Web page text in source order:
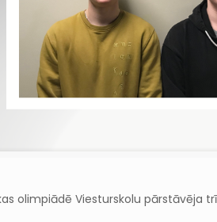
olimpiādē Viesturskolu pārstāvēja